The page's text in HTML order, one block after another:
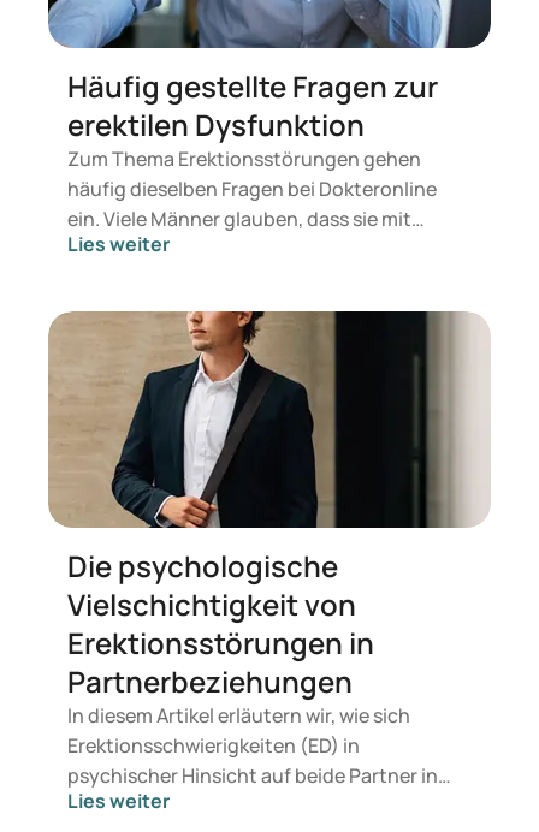
Häufig gestellte Fragen zur
erektilen Dysfunktion
Zum Thema Erektionsstörungen gehen
häufig dieselben Fragen bei Dokteronline
ein. Viele Männer glauben, dass sie mit
diesem Problem allein sind. Das ist nicht der
Form an ED. Daher haben wir die Fragen
gesammelt und Dr. I. Malik vorgelegt. Dr.
Malik ist Allgemeinmediziner mit
besonderem Interesse an den Bereichen
Erektionsstörung sowie Haarausfall beim
Mann. Unsere erste Frage war: Warum diese
Interessengebiete?
Lies weiter
Die psychologische
Vielschichtigkeit von
Erektionsstörungen in
Partnerbeziehungen
In diesem Artikel erläutern wir, wie sich
Erektionsschwierigkeiten (ED) in
psychischer Hinsicht auf beide Partner in
einer Beziehung auswirken. Wenn die
Lies weiter